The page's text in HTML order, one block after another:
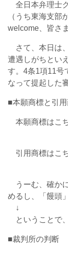
全日本弁理士
（うち東海支部
welcome、皆さ
さて、本日は
遭遇しがちとい
す。4条1項11号
なって提起した
■本願商標と引
本願商標はこ
引用商標はこ
うーむ、確か
めるし、「饅頭
↓
ということで
■裁判所の判断